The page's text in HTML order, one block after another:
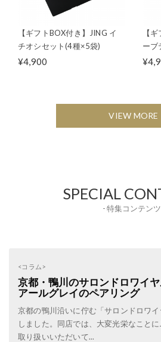
【ギフトBOX付き】JING イ
チオシセット(4種×5袋)
¥4,900
【
ーブ
VIEW MORE
SPECIAL
- 特集コンテン
<コラム>
京都・鴨川のサロンドロワイ
アールグレイのペアリング
京都の鴨川沿いに佇む「サロンドロワ
しました。同店では、大変光栄なこと
取り扱いいただいて...